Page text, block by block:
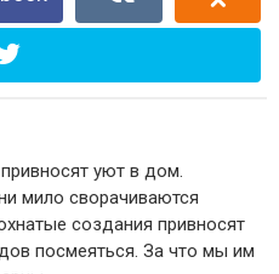
уют в дом.
мило сворачиваются
создания привносят
посмеяться. За что мы им